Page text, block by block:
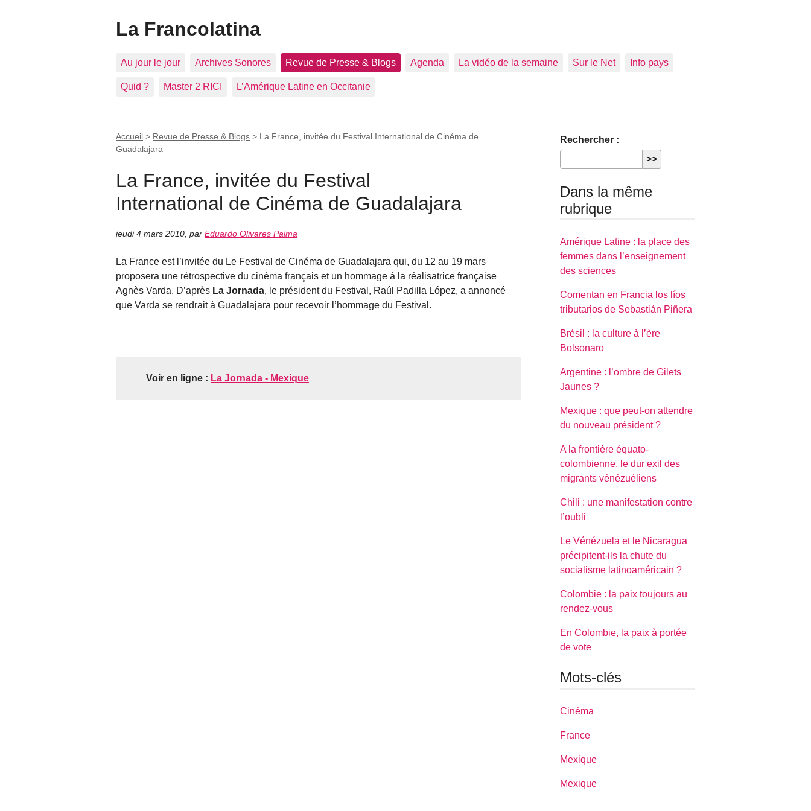
La Francolatina
Au jour le jour Archives Sonores Revue de Presse & Blogs Agenda La vidéo de la semaine Sur le Net Info pays
Quid ? Master 2 RICI L’Amérique Latine en Occitanie
Accueil > Revue de Presse & Blogs > La France, invitée du Festival International de Cinéma de
Guadalajara
La France, invitée du Festival
International de Cinéma de Guadalajara
jeudi 4 mars 2010 par Eduardo Olivares Palma
La France est l’invitée du Le Festival de Cinéma de Guadalajara qui, du 12 au 19 mars
proposera une rétrospective du cinéma français et un hommage à la réalisatrice française
Agnès Varda. D’après La Jornada, le président du Festival, Raúl Padilla López, a annoncé
que Varda se rendrait à Guadalajara pour recevoir l’hommage du Festival.
Voir en ligne : La Jornada - Mexique
Rechercher :
Dans la même
rubrique
Amérique Latine : la place des
femmes dans l’enseignement
des sciences
Comentan en Francia los líos
tributarios de Sebastián Piñera
Brésil : la culture à l’ère
Bolsonaro
Argentine : l’ombre de Gilets
Jaunes ?
Mexique : que peut-on attendre
du nouveau président ?
A la frontière équato-
colombienne, le dur exil des
migrants vénézuéliens
Chili : une manifestation contre
l’oubli
Le Vénézuela et le Nicaragua
précipitent-ils la chute du
socialisme latinoaméricain ?
Colombie : la paix toujours au
rendez-vous
En Colombie, la paix à portée
de vote
Mots-clés
Cinéma
France
Mexique
Mexique